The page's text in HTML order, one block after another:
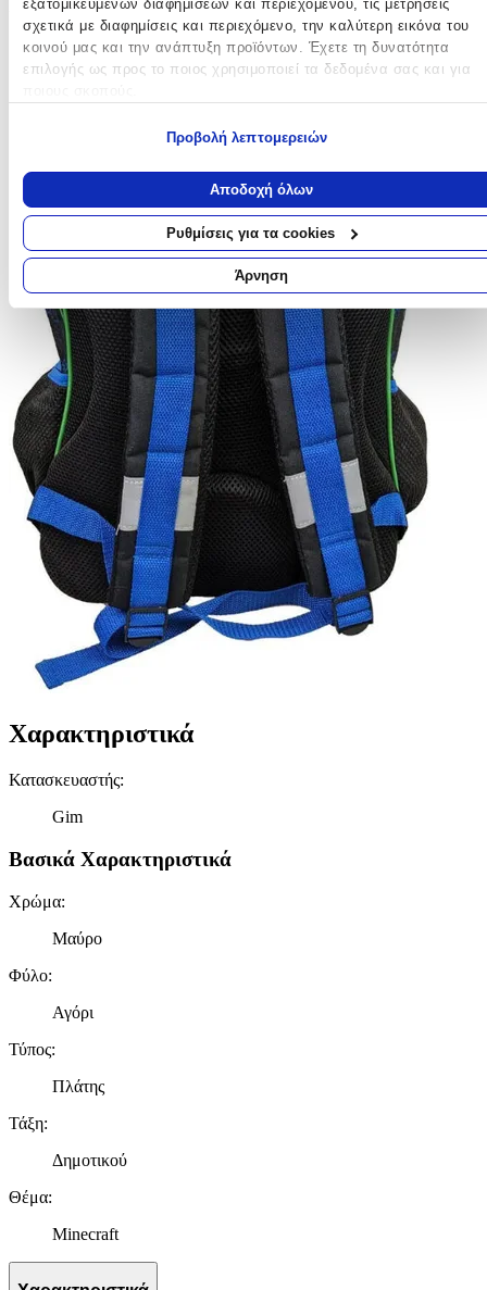
εξατομικευμένων διαφημίσεων και περιεχομένου, τις μετρήσεις
σχετικά με διαφημίσεις και περιεχόμενο, την καλύτερη εικόνα του
κοινού μας και την ανάπτυξη προϊόντων. Έχετε τη δυνατότητα
επιλογής ως προς το ποιος χρησιμοποιεί τα δεδομένα σας και για
Εάν μας επιτρέπετε, θα θέλαμε επίσης:
τοποθεσία, οι οποίες μπορεί να είναι ακριβείς σε απόσταση
Να αναγνωρίσουμε τη συσκευή σας σαρώνοντας ενεργά για
συγκεκριμένα χαρακτηριστικά (δακτυλικό αποτύπωμα)
Μάθετε περισσότερα σχετικά με τον τρόπο επεξεργασίας των
προσωπικών σας δεδομένων και καθορίστε τις προτιμήσεις σας
ενότητα “Λεπτομέρειες”
. Μπορείτε να αλλάξετε ή να
τη συγκατάθεσή σας ανά πάσα στιγμή από τη Δήλωση Cookies.
Χρησιμοποιούμε cookies ώστε η τοποθεσία μας να λειτουργεί
να εξατομικεύουμε περιεχόμενο και διαφημίσεις, να παρέχουμε
λειτουργίες μέσων κοινωνικής δικτύωσης και να αναλύουμε την
κυκλοφορία μας. Εμείς και οι 1022 συνεργάτες μας
προσωπικά σας δεδομένα, π.χ. τη διεύθυνση IP σας,
χρησιμοποιώντας τεχνολογία όπως cookies για να αποθηκεύουμε
να έχουμε πρόσβαση σε πληροφορίες στη συσκευή σας, με σκοπό
την προβολή εξατομικευμένων διαφημίσεων και περιεχομένου, τις
μετρήσεις σχετικά με διαφημίσεις και περιεχόμενο, την καλύτερη
εικόνα του κοινού μας και την ανάπτυξη προϊόντων. Επίσης,
κοινοποιούμε πληροφορίες σχετικά με την από μέρους σας χρήση
τοποθεσίας μας στους συνεργάτες μέσων κοινωνικής δικτύωσης,
διαφημίσεων και ανάλυσης.
Προβολή λεπτομερειών
Αποδοχή όλων
Ρυθμίσεις για τα cookies
Άρνηση
κάθε μαθητή.
Χαρακτηριστικά
Κατασκευαστής:
Gim
Βασικά Χαρακτηριστικά
Χρώμα:
Μαύρο
Φύλο:
Αγόρι
Τύπος:
Πλάτης
Τάξη:
Δημοτικού
Θέμα:
Minecraft